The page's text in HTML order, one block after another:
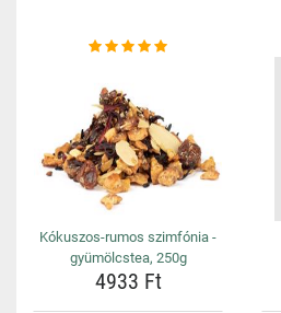
Kókuszos-rumos szimfónia -
gyümölcstea, 250g
4933 Ft